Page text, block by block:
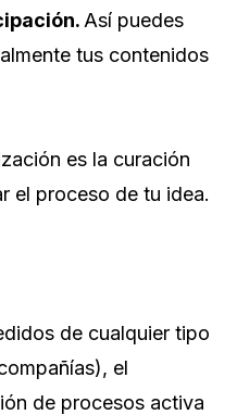
Así puedes
tus contenidos
es la curación
el proceso de tu idea.
de cualquier tipo
el
de procesos activa